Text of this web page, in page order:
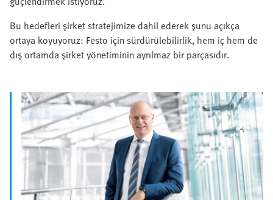
Bu hedefleri şirket stratejimize dahil ederek şunu açıkça
ortaya koyuyoruz: Festo için sürdürülebilirlik, hem iç hem de
dış ortamda şirket yönetiminin ayrılmaz bir parçasıdır.